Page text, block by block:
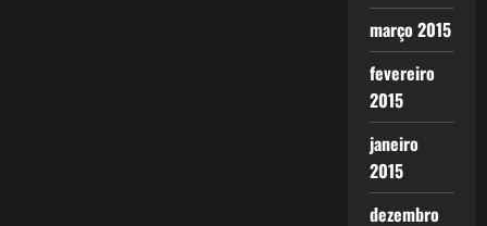
março 2015
fevereiro
2015
janeiro
2015
dezembro